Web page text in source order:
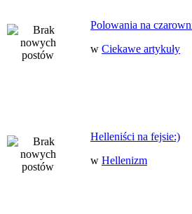
Polowania na
w Ciekawe artykuły
Helleniści na fejsie:)
w Hellenizm